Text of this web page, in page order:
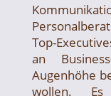
Top-
an
Augenhöhe
wollen.